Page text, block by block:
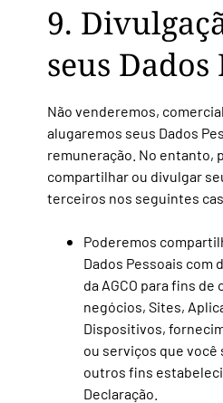
9.
seus Dados
Não venderemos,
alugaremos seus Dados
remuneração. No entanto,
compartilhar ou divulgar
terceiros nos seguintes
Poderemos
Dados Pessoais
da AGCO para fins
negócios, Sites,
Dispositivos,
ou serviços que
outros fins
Declaração.